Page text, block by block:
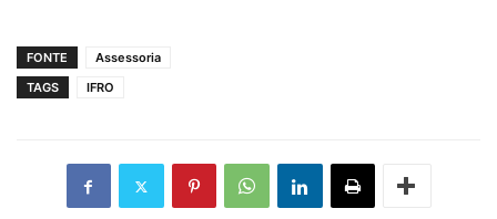
FONTE
Assessoria
TAGS
IFRO